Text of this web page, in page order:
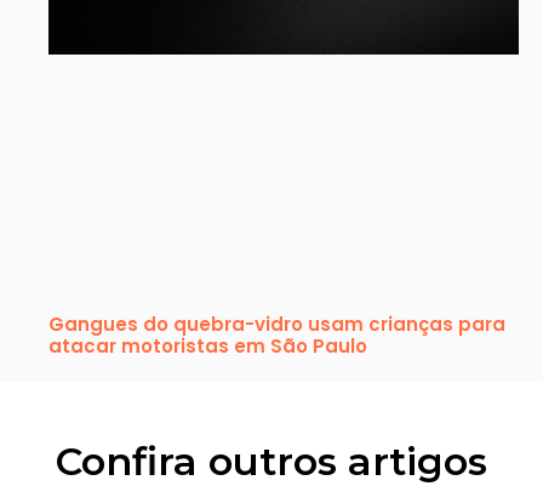
Gangues do quebra-vidro usam crianças para
atacar motoristas em São Paulo
Confira outros artigos